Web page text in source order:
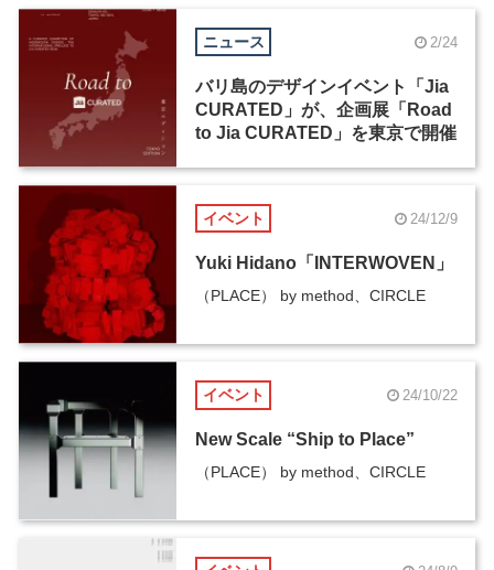
ニュース 2/24
バリ島のデザインイベント「Jia
CURATED」が、企画展「Road
to Jia CURATED」を東京で開催
イベント 24/12/9
Yuki Hidano「INTERWOVEN」
（PLACE） by method、CIRCLE
イベント 24/10/22
New Scale “Ship to Place”
（PLACE） by method、CIRCLE